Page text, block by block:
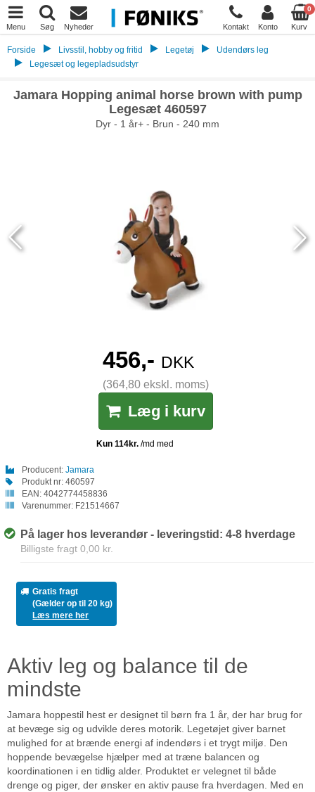
Menu Søg Nyheder Kontakt Konto
0
Kurv
Forside Livsstil, hobby og fritid Legetøj
Udendørs leg
Legesæt og legepladsudstyr
Jamara Hopping animal horse brown with pump
Legesæt 460597
Dyr - 1 år+ - Brun - 240 mm
456,- DKK
(364,80 ekskl. moms)
Læg i kurv
Producent: Jamara
Produkt nr: 460597
EAN: 4042774458836
Varenummer: F21514667
På lager hos leverandør - leveringstid: 4-8 hverdage
Billigste fragt 0,00 kr.
Gratis fragt
(Gælder op til 20 kg)
Læs mere her
Aktiv leg og balance til de
mindste
Jamara hoppestil hest er designet til børn fra 1 år, der har brug for
at bevæge sig og udvikle deres motorik. Legetøjet giver barnet
mulighed for at brænde energi af indendørs i et trygt miljø. Den
hoppende bevægelse hjælper med at træne balancen og
koordinationen i en tidlig alder. Produktet er velegnet til både
drenge og piger, der ønsker en aktiv pause fra hverdagen. Med en